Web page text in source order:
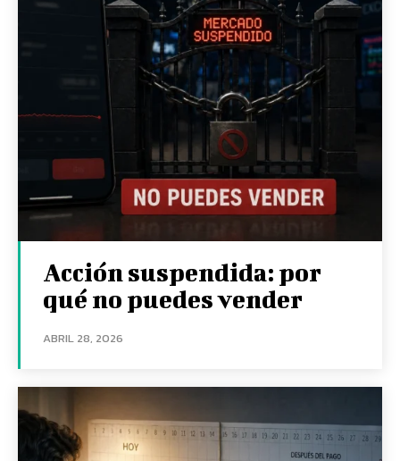
Acción suspendida: por
qué no puedes vender
ABRIL 28, 2026